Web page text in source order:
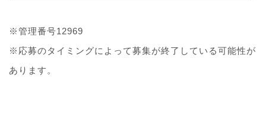
※管理番号12969
※応募のタイミングによって募集が終了している可能性が
あります。